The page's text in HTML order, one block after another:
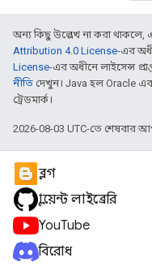
অন্য কিছু উল্লেখ না করা থাকলে,
Attribution 4.0 License-এর
License-এর অধীনে লাইসেন্স
নীতি দেখুন। Java হল Oracle
ট্রেডমার্ক।
2026-08-03 UTC-তে শেষবার
ব্লগ
ক্লায়েন্ট লাইব্রেরি
YouTube
বিরোধ